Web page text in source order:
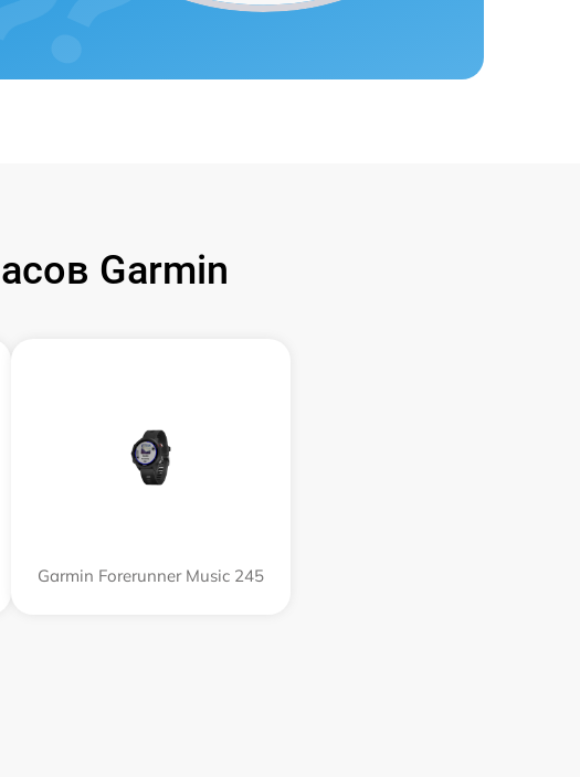
Garmin
Garmin Forerunner Music 245